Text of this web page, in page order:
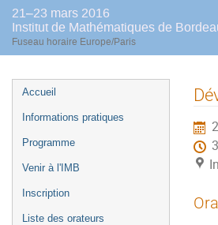
21–23 mars 2016
Institut de Mathématiques de
Fuseau horaire Europe/Paris
Menu
de
Accueil
Informations pratiques
Programme
Venir à l'IMB
Inscription
Liste des orateurs